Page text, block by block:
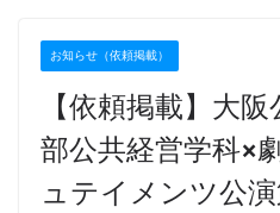
お知らせ（依頼掲載）
【依頼掲載】大
部公共経営学科×
ュテイメンツ公